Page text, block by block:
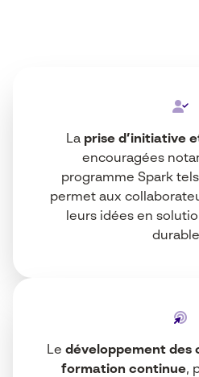
La prise d’initiative
encouragées
programme Spark
permet aux
leurs idées en
Le développement des
formation continue,